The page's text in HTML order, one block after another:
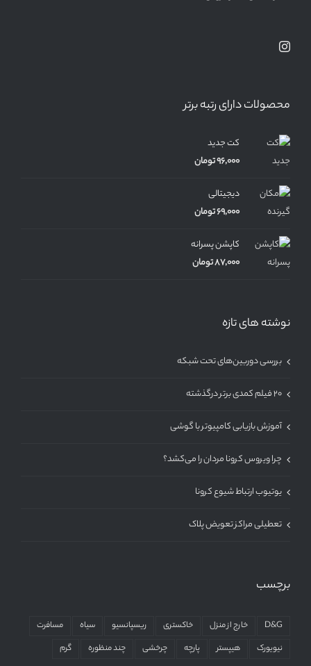
محصولات دارای رتبه برتر
کت جدید
96,000تومان
دیجیتالی
69,000تومان
کاپشن پسرانه
87,000تومان
نوشته های تازه
بررسی دوربین‌های تحت شبکه
۲۰ فیلم کمدی برتر درگذشته
آموزش بازیابی کامپیوتر با گوشی
چرا ویروس کرونا مردان را می‌کشد؟
یوتیوب ارتباط شیوع کرونا
تعطیلی مراکز تعویض پلاک
برچسب
D&G خارج از منزل خاکستری ریسپانسیو سیاه
مسافرت
نیویورک
هیپستر پارچه چرخشی چند منظوره گرم